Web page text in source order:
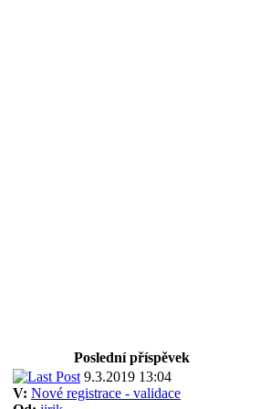
Poslední příspěvek
9.3.2019 13:04
V: Nové registrace - validace